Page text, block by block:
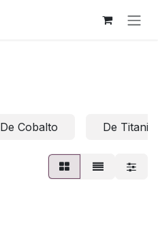
De Cobalto De Titanio